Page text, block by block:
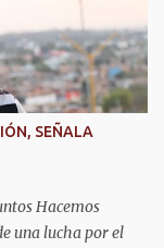
de las familias.
meses de agosto,
presencial
de
Tres Centurias,
horas. Para
acta de
SEÑALA
Hacemos
una lucha por el